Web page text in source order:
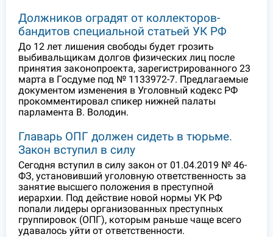
Должников оградят от коллекторов-
бандитов специальной статьей УК РФ
До 12 лет лишения свободы будет грозить
выбивальщикам долгов физических лиц после
принятия законопроекта, зарегистрированного 23
марта в Госдуме под № 1133972-7. Предлагаемые
документом изменения в Уголовный кодекс РФ
прокомментировал спикер нижней палаты
парламента В. Володин.
Главарь ОПГ должен сидеть в тюрьме.
Закон вступил в силу
Сегодня вступил в силу закон от 01.04.2019 № 46-
ФЗ, установивший уголовную ответственность за
занятие высшего положения в преступной
иерархии. Под действие новой нормы УК РФ
попали лидеры организованных преступных
группировок (ОПГ), которым раньше чаще всего
удавалось уйти от ответственности.